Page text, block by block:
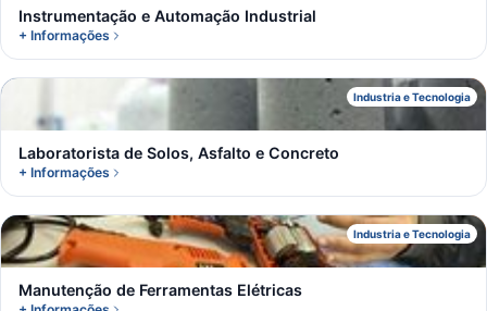
Instrumentação e Automação Industrial
+ Informações
Industria e Tecnologia
L
Laboratorista de Solos, Asfalto e Concreto
+ Informações
Industria e Tecnologia
M
Manutenção de Ferramentas Elétricas